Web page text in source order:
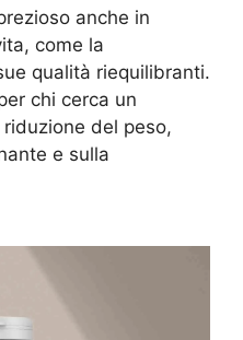
anche in
come la
qualità riequilibranti.
chi cerca un
del peso,
e sulla